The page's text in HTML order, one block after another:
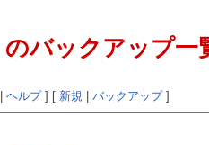
のバックアップ一
ヘルプ] [ 新規| バックアップ]